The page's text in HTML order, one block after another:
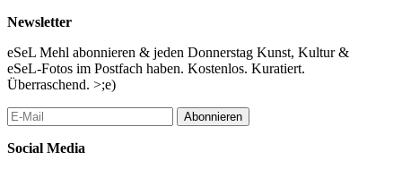
Newsletter
eSeL Mehl abonnieren & jeden Donnerstag Kunst, Kultur &
eSeL-Fotos im Postfach haben. Kostenlos. Kuratiert.
Überraschend. >;e)
Abonnieren
Social Media